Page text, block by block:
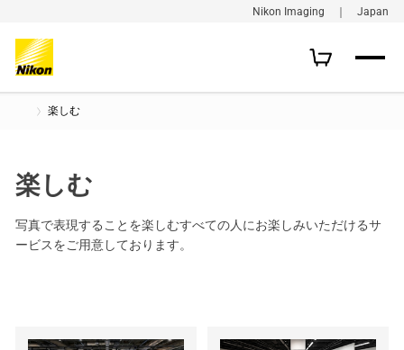
Nikon Imaging ｜ Japan
楽しむ
楽しむ
写真で表現することを楽しむすべての人にお楽しみいただけるサ
ービスをご用意しております。